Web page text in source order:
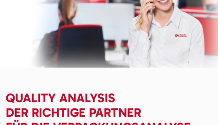
QUALITY ANALYSIS
DER RICHTIGE PARTNER